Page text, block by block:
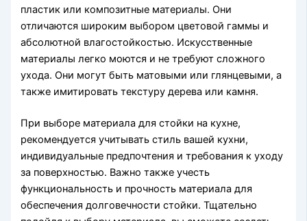
пластик или композитные материалы. Они
отличаются широким выбором цветовой гаммы и
абсолютной влагостойкостью. Искусственные
материалы легко моются и не требуют сложного
ухода. Они могут быть матовыми или глянцевыми, а
также имитировать текстуру дерева или камня.
При выборе материала для стойки на кухне,
рекомендуется учитывать стиль вашей кухни,
индивидуальные предпочтения и требования к уходу
за поверхностью. Важно также учесть
функциональность и прочность материала для
обеспечения долговечности стойки. Тщательно